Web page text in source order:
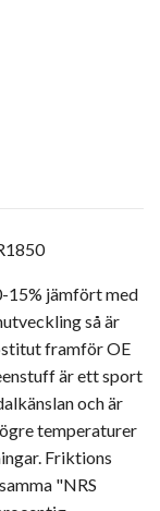
15% jämfört med
så är
framför OE
är ett sport
och är
temperaturer
Friktions
"NRS